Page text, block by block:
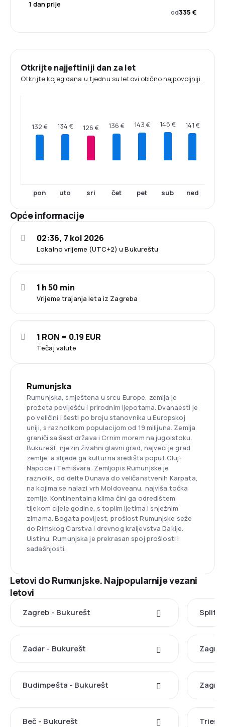
1 dan prije
od335 €
Otkrijte najjeftiniji dan za let
Otkrijte kojeg dana u tjednu su letovi obično najpovoljniji.
132 €
pon
134 €
uto
126 €
sri
136 €
čet
143 €
pet
145 €
sub
141 €
ned
Opće informacije
Lokalno vrijeme (UTC+2) u Bukureštu
02:36, 7 kol 2026
Vrijeme trajanja leta iz Zagreba
1 h 50 min
Tečaj valute
1 RON = 0.19 EUR
Rumunjska
Rumunjska, smještena u srcu Europe, zemlja je
prožeta poviješću i prirodnim ljepotama. Dvanaesti je
po veličini i šesti po broju stanovnika u Europskoj
uniji, s raznolikom populacijom od 19 milijuna. Zemlja
graniči sa šest država i Crnim morem na jugoistoku.
Bukurešt, njezin živahni glavni grad, najveći je grad
zemlje, a slijede ga kulturna središta poput Cluj-
Napoce i Temišvara. Zemljopis Rumunjske je
raznolik, od delte Dunava do veličanstvenih Karpata,
na kojima se nalazi vrh Moldoveanu, najviša točka
zemlje. Kontinentalna klima čini ga odredištem
tijekom cijele godine, s toplim ljetima i snježnim
zimama. Bogata povijest, prošlost Rumunjske seže
do Rimskog Carstva i drevnog kraljevstva Dakije.
Uistinu, Rumunjska je prekrasan spoj prošlosti i
sadašnjosti.
Letovi do Rumunjske. Najpopularnije vezani
letovi
Zagreb - Bukurešt Split -
Zadar - Bukurešt
Budimpešta - Bukurešt
Beč - Bukurešt